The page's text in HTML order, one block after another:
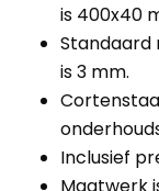
is 400x40
is 3 mm.
Inclusief